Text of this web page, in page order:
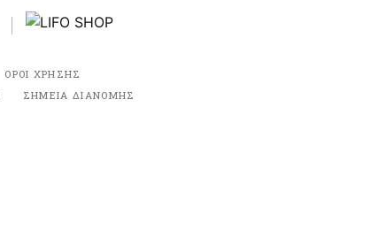
ΟΡΟΙ ΧΡΗΣΗΣ
ΣΗΜΕΙΑ ΔΙΑΝΟΜΗΣ